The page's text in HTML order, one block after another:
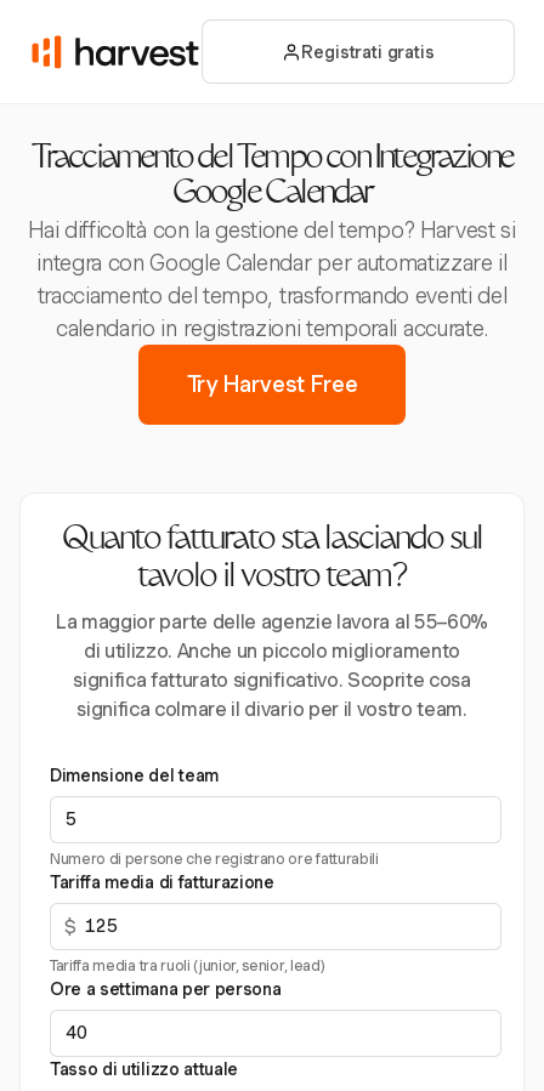
Registrati gratis
Tracciamento del Tempo con Integrazione
Google Calendar
Hai difficoltà con la gestione del tempo? Harvest si
integra con Google Calendar per automatizzare il
tracciamento del tempo, trasformando eventi del
calendario in registrazioni temporali accurate.
Try Harvest Free
Quanto fatturato sta lasciando sul
tavolo il vostro team?
La maggior parte delle agenzie lavora al 55–60%
di utilizzo. Anche un piccolo miglioramento
significa fatturato significativo. Scoprite cosa
significa colmare il divario per il vostro team.
Dimensione del team
Numero di persone che registrano ore fatturabili
Tariffa media di fatturazione
$
Tariffa media tra ruoli (junior, senior, lead)
Ore a settimana per persona
Tasso di utilizzo attuale